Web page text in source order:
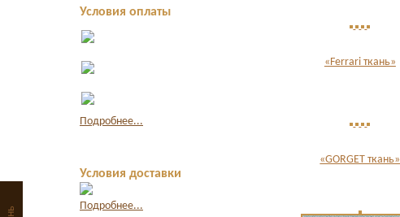
Условия оплаты
Подробнее...
Условия доставки
Подробнее...
«Ferrari ткань»
«GORGET ткань»